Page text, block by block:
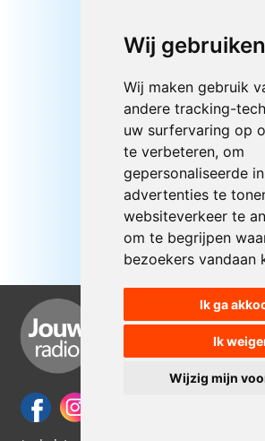
Wij
Wij maken gebruik
andere tracking-
uw surfervaring op
te verbeteren, om
gepersonaliseerde
advertenties te
websiteverkeer te
om te begrijpen
bezoekers vandaan
Ik ga
Ik
Wijzig mijn